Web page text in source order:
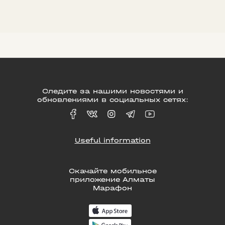
Скачайте мобильное
приложение Алматы
Марафон
Следите за нашими новостями и
обновлениями в социальных сетях:
Useful information